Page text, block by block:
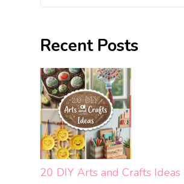
Recent Posts
20 DIY Arts and Crafts Ideas